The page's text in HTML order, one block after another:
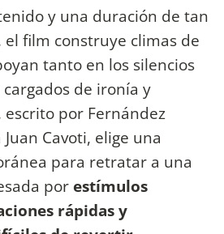
y una duración de tan
el film construye climas de
tanto en los silencios
de ironía y
escrito por Fernández
Cavoti, elige una
para retratar a una
por estímulos
rápidas y